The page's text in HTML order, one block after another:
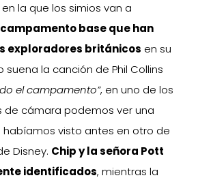
la que los simios van a
base que han
exploradores británicos en su
suena la canción de Phil Collins
el campamento”, en uno de los
de cámara podemos ver una
habíamos visto antes en otro de
Disney. Chip y la señora Pott
identificados, mientras la